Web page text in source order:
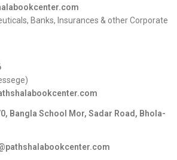
Banks, Insurances & other Corporate
Bangla School Mor, Sadar Road, Bhola-